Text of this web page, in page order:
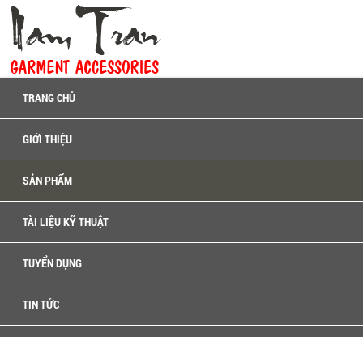
TRANG CHỦ
GIỚI THIỆU
SẢN PHẨM
TÀI LIỆU KỸ THUẬT
TUYỂN DỤNG
TIN TỨC